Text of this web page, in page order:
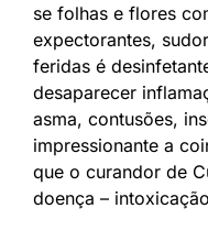
se folhas e flores
expectorantes,
feridas é
desaparecer
asma, contusões,
impressionante a
que o curandor de
doença –